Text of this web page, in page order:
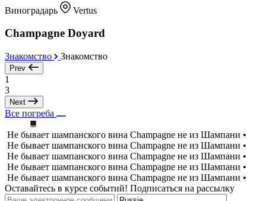
Виноградарь Vertus
Champagne Doyard
Знакомство Знакомство
Prev
1
3
Next
Все погреба
Не бывает шампанского вина Champagne не из Шампани •
Не бывает шампанского вина Champagne не из Шампани •
Не бывает шампанского вина Champagne не из Шампани •
Не бывает шампанского вина Champagne не из Шампани •
Не бывает шампанского вина Champagne не из Шампани •
Оставайтесь в курсе событий! Подписаться на рассылку